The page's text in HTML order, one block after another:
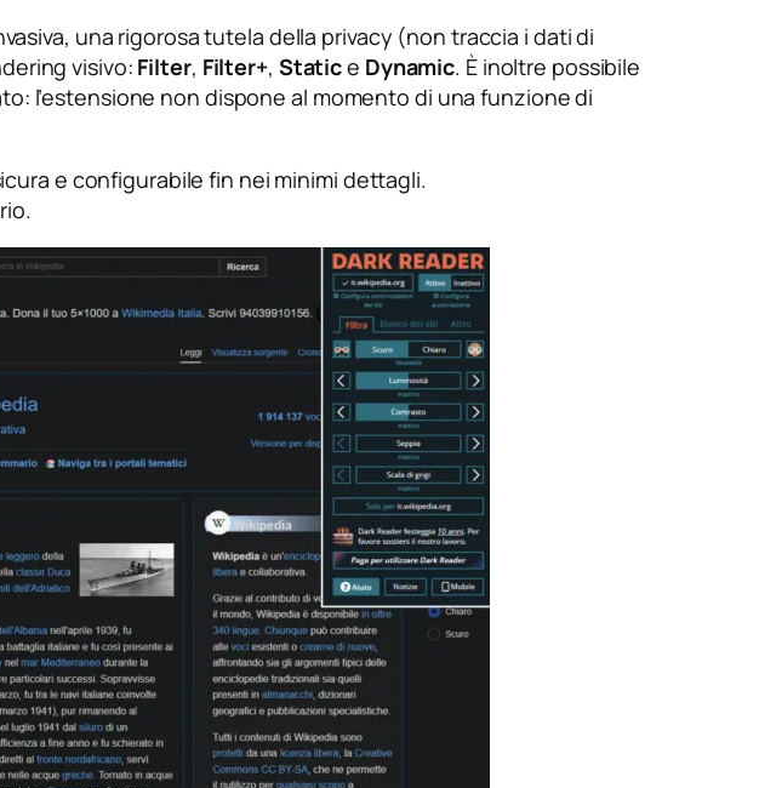
una rigorosa tutela della privacy (non traccia i dati di
visivo: Filter, Filter+, Statice Dynamic. È inoltre possibile
l’estensione non dispone al momento di una funzione di
e configurabile fin nei minimi dettagli.